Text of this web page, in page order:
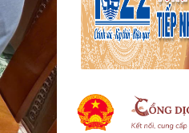
trên địa bàn xã
2030
Quyết định về việc
Chấn Hưng
Trung tâm Phục vụ